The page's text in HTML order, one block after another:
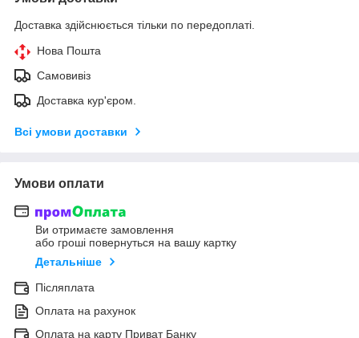
Доставка здійснюється тільки по передоплаті.
Нова Пошта
Самовивіз
Доставка кур'єром.
Всі умови доставки
Умови оплати
Ви отримаєте замовлення
або гроші повернуться на вашу картку
Детальніше
Післяплата
Оплата на рахунок
Оплата на карту Приват Банку